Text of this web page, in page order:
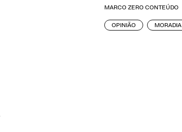
MARCO ZERO CONTEÚDO
OPINIÃO MORADIA